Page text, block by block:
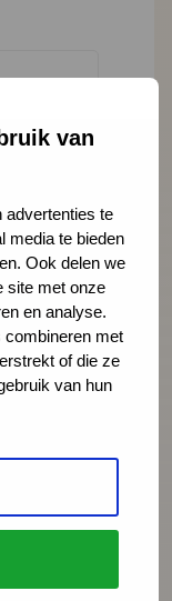
van
advertenties te
media te bieden
Ook delen we
site met onze
en analyse.
combineren met
of die ze
van hun